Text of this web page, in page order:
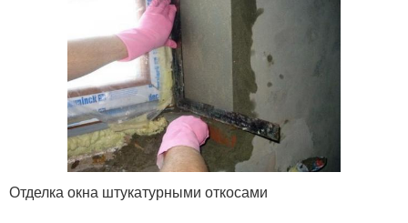
Отделка окна штукатурными откосами